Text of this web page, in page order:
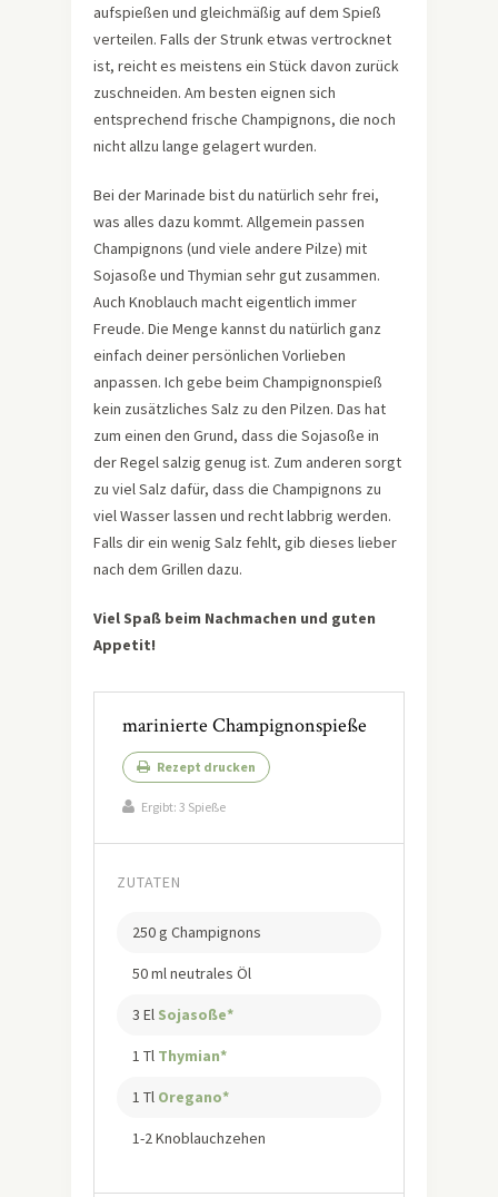
aufspießen und gleichmäßig auf dem Spieß
verteilen. Falls der Strunk etwas vertrocknet
ist, reicht es meistens ein Stück davon zurück
zuschneiden. Am besten eignen sich
entsprechend frische Champignons, die noch
nicht allzu lange gelagert wurden.
Bei der Marinade bist du natürlich sehr frei,
was alles dazu kommt. Allgemein passen
Champignons (und viele andere Pilze) mit
Sojasoße und Thymian sehr gut zusammen.
Auch Knoblauch macht eigentlich immer
Freude. Die Menge kannst du natürlich ganz
einfach deiner persönlichen Vorlieben
anpassen. Ich gebe beim Champignonspieß
kein zusätzliches Salz zu den Pilzen. Das hat
zum einen den Grund, dass die Sojasoße in
der Regel salzig genug ist. Zum anderen sorgt
zu viel Salz dafür, dass die Champignons zu
viel Wasser lassen und recht labbrig werden.
Falls dir ein wenig Salz fehlt, gib dieses lieber
nach dem Grillen dazu.
Viel Spaß beim Nachmachen und guten
Appetit!
marinierte Champignonspieße
Rezept drucken
Ergibt: 3 Spieße
ZUTATEN
250 g Champignons
50 ml neutrales Öl
3 El Sojasoße*
1 Tl Thymian*
1 Tl Oregano*
1-2 Knoblauchzehen